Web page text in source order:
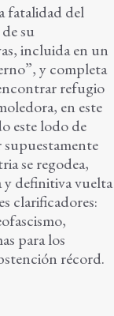
fatalidad del
su
incluida en un
y completa
refugio
en este
este lodo de
se regodea,
y definitiva vuelta
clarificadores:
para los
récord.